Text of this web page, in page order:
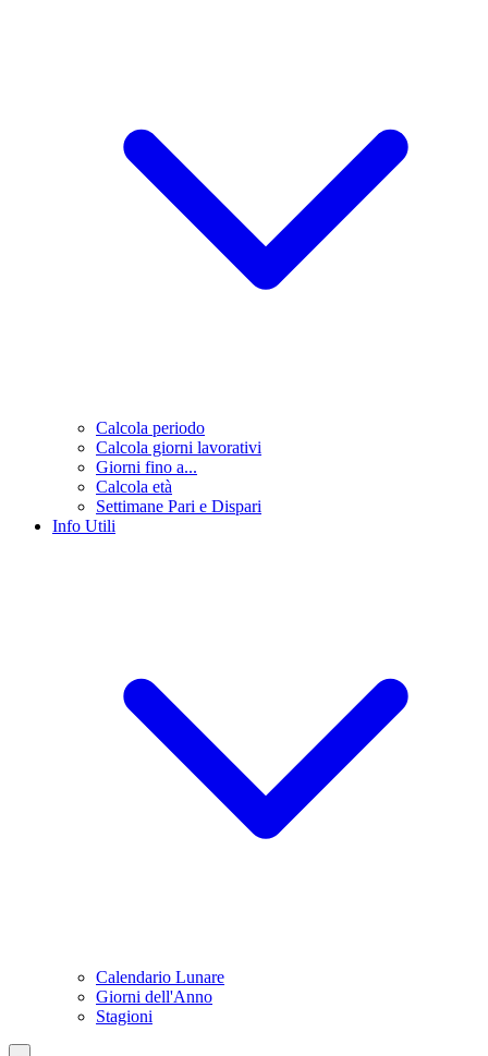
Calcola periodo
Calcola giorni lavorativi
Giorni fino a...
Calcola età
Settimane Pari e Dispari
Info Utili
Calendario Lunare
Giorni dell'Anno
Stagioni